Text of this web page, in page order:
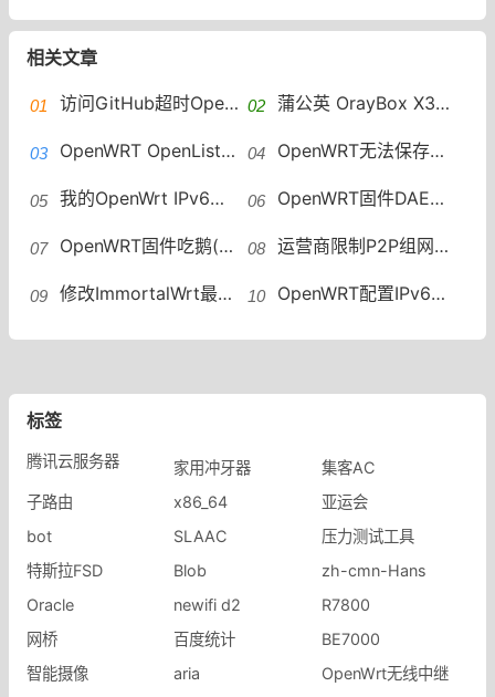
相关文章
访问GitHub超时OpenWRT设置加速访问 GitHub host自动更新 蒲公英 OrayBox X3A 解锁ssh 安装OpenWRT VirtualHere实现USB共享
OpenWRT OpenList安装教程OpenList安装 OpenWRT无法保存修改配置mounting fs with errors, running e2fsck is recommended
我的OpenWrt IPv6折腾记OpenWrt如何配置IPv6地址段 OpenWRT固件DAE（鹅）插件一键安装脚本
OpenWRT固件吃鹅(DAE) 个人配置分享 运营商限制P2P组网怎么办？OpenWRT远程组网绕过限速
修改ImmortalWrt最大连接数方法OpenWRT修改最大连接数 OpenWRT配置IPv6中继WAN6接口没有DHCP OpenWRT IPv6中继
标签
腾讯云服务器 家用冲牙器
集客AC
子路由
x86_64
亚运会
bot
SLAAC
压力测试工具
特斯拉FSD
Blob
zh-cmn-Hans
Oracle
newifi d2
R7800
网桥
百度统计
BE7000
智能摄像
aria
OpenWrt无线中继